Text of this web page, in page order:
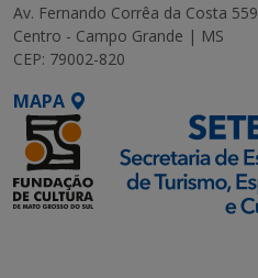
Av. Fernando Corrêa da Costa 559
Centro - Campo Grande | MS
CEP: 79002-820
MAPA